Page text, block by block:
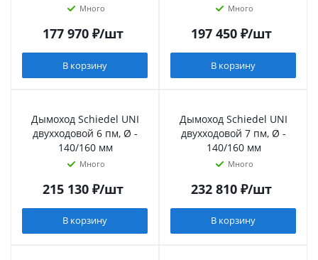
Много
177 970₽/шт
В корзину
Много
197 450₽/шт
В корзину
Дымоход Schiedel UNI
двухходовой 6 пм, Ø -
140/160 мм
Много
215 130₽/шт
В корзину
Дымоход Schiedel UNI
двухходовой 7 пм, Ø -
140/160 мм
Много
232 810₽/шт
В корзину